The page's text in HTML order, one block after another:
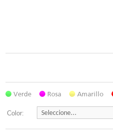
Verde Rosa Amarillo
Color: